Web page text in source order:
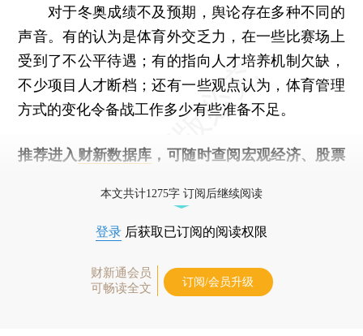
对于冬奥成绩不及预期，舆论存在多种不同的
声音。有的认为是体育外交乏力，在一些比赛场上
受到了不公平待遇；有的指向人才培养机制欠缺，
不少项目人才断档；还有一些观点认为，体育管理
方式的变化令备战工作多少有些准备不足。
推荐进入 财新数据库 ，可随时查阅宏观经济、股票
本文共计1275字 订阅后继续阅读
登录 后获取已订阅的阅读权限
财新通会员
可畅读全文
订阅/会员升级